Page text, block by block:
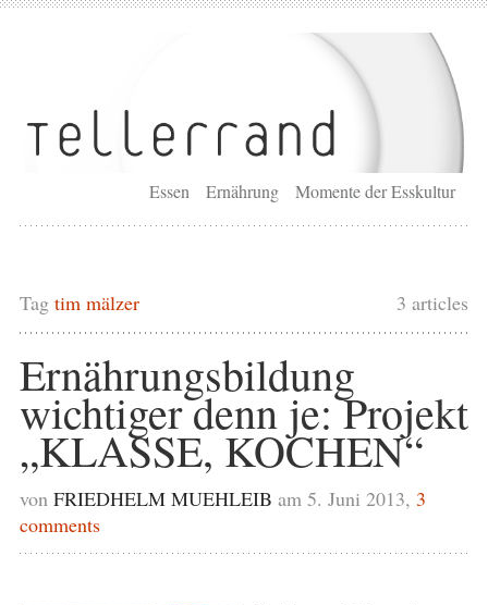
Essen Ernährung Momente der Esskultur
3 articles
Tag tim mälzer
Ernährungsbildung
wichtiger denn je: Projekt
„KLASSE, KOCHEN“
von FRIEDHELM MUEHLEIB am 5. Juni 2013, 3
comments